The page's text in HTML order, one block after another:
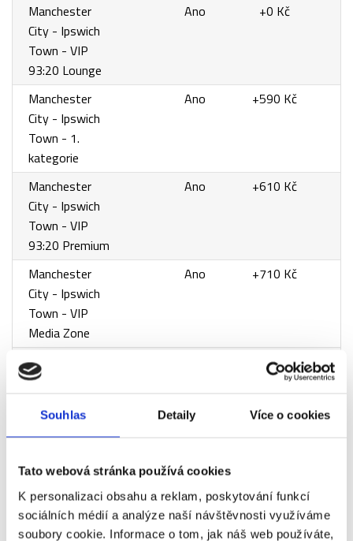
Souhlas Detaily Více o cookies
Tato webová stránka používá cookies
K personalizaci obsahu a reklam, poskytování funkcí
sociálních médií a analýze naší návštěvnosti využíváme
soubory cookie. Informace o tom, jak náš web používáte,
Manchester
City - Ipswich
Town - VIP
93:20 Lounge
Ano +0 Kč
Manchester
City - Ipswich
Town - 1.
kategorie
Ano +590 Kč
Manchester
City - Ipswich
Town - VIP
93:20 Premium
Ano +610 Kč
Manchester
City - Ipswich
Town - VIP
Media Zone
Ano +710 Kč
Manchester
City - Ipswich
Heart of the
City
+1 340 Kč
Manchester
City - Ipswich
Town - VIP
Sports Bar
Ano